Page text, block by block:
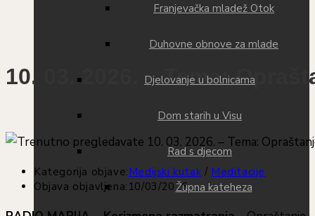
Franjevačka mladež Otok
Duhovne obnove za mlade
Djelovanje u bolnicama
Dom starih u Visu
Rad s djecom
Župna kateheza
10. 03. 2026. – Tema:
Kategorija objave:Medijski kutak / Meditacije
Objava objavljena: 10/03/2026